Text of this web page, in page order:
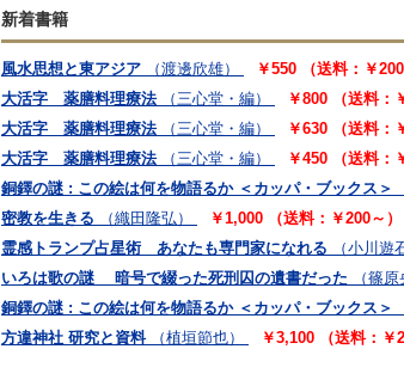
新着書籍
風水思想と東アジア （渡邊欣雄）
￥550 （送料：￥200
大活字 薬膳料理療法
（三心堂・編）
￥800 （送料：
大活字 薬膳料理療法
（三心堂・編）
￥630 （送料：
大活字 薬膳料理療法
（三心堂・編）
￥450 （送料：
銅鐸の謎 : この絵は何を物語るか ＜カッパ・ブックス＞
密教を生きる
（織田隆弘）
￥1,000 （送料：￥200～）
霊感トランプ占星術 あなたも専門家になれる
（小川遊
いろは歌の謎 暗号で綴った死刑囚の遺書だった
（篠原
銅鐸の謎 : この絵は何を物語るか ＜カッパ・ブックス＞
方違神社 研究と資料
（植垣節也） ￥3,100 （送料：￥